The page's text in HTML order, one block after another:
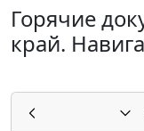
Горячие
край.